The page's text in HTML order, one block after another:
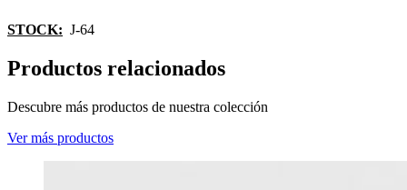
STOCK: J-64
Productos relacionados
Descubre más productos de nuestra colección
Ver más productos